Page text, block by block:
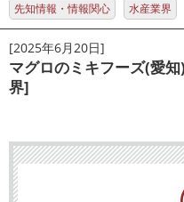
先知情報・情報関心 水産業界
[2025年6月20日]
マグロのミキフーズ(愛
界]